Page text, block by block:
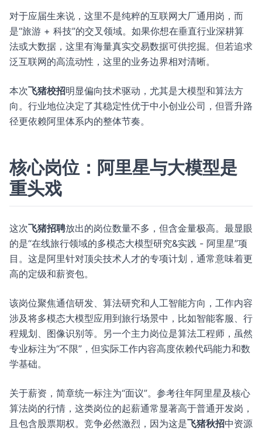
对于应届生来说，这里不是纯粹的互联网大厂通用岗，而
是“旅游 + 科技”的交叉领域。如果你想在垂直行业深耕算
法或大数据，这里有海量真实交易数据可供挖掘。但若追求
泛互联网的高流动性，这里的业务边界相对清晰。
本次飞猪校招明显偏向技术驱动，尤其是大模型和算法方
向。行业地位决定了其稳定性优于中小创业公司，但晋升路
径更依赖阿里体系内的整体节奏。
核心岗位：阿里星与大模型是
重头戏
这次飞猪招聘放出的岗位数量不多，但含金量极高。最显眼
的是“在线旅行领域的多模态大模型研究&实践 - 阿里星”项
目。这是阿里针对顶尖技术人才的专项计划，通常意味着更
高的定级和薪资包。
该岗位聚焦通信研发、算法研究和人工智能方向，工作内容
涉及将多模态大模型应用到旅行场景中，比如智能客服、行
程规划、图像识别等。另一个主力岗位是算法工程师，虽然
专业标注为“不限”，但实际工作内容高度依赖代码能力和数
学基础。
关于薪资，简章统一标注为“面议”。参考往年阿里星及核心
算法岗的行情，这类岗位的起薪通常显著高于普通开发岗，
且包含股票期权。竞争必然激烈，因为这是飞猪秋招中资源